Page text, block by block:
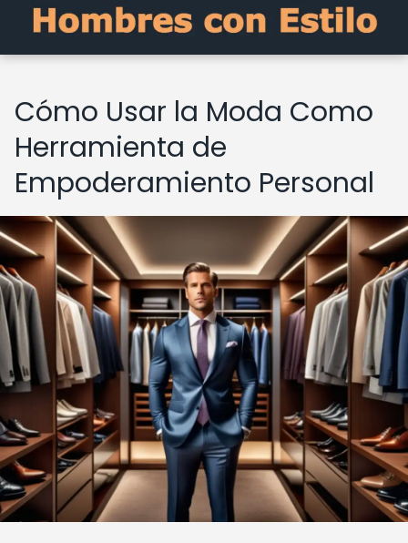
Cómo Usar la Moda Como
Herramienta de
Empoderamiento Personal